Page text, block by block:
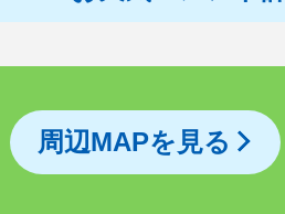
周辺MAPを見る